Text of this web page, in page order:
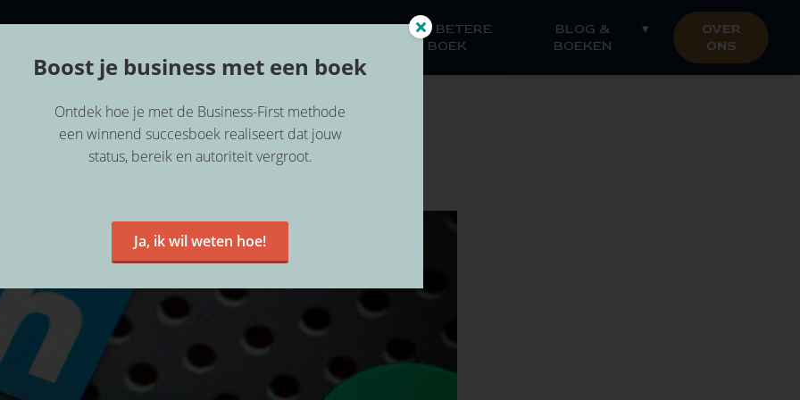
BEGIN
BOEK &
JOUW
HET BETERE
BOEK
BLOG &
BOEKEN
OVER
ONS
Boost je business met een boek
Ontdek hoe je met de Business-First methode
een winnend succesboek realiseert dat jouw
status, bereik en autoriteit vergroot.
Ja, ik wil weten hoe!